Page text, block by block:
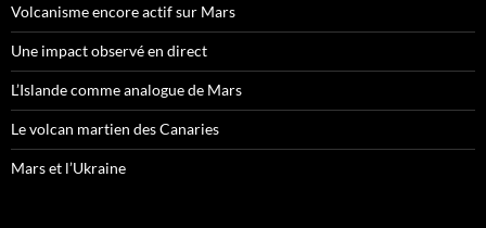
Volcanisme encore actif sur Mars
Une impact observé en direct
L’Islande comme analogue de Mars
Le volcan martien des Canaries
Mars et l’Ukraine